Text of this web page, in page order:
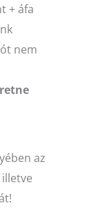
+ áfa
nem
az